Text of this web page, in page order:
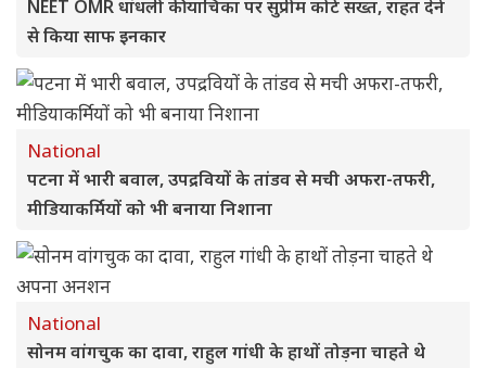
NEET OMR धांधली की याचिका पर सुप्रीम कोर्ट सख्त, राहत देने
से किया साफ इनकार
National
पटना में भारी बवाल, उपद्रवियों के तांडव से मची अफरा-तफरी,
मीडियाकर्मियों को भी बनाया निशाना
National
सोनम वांगचुक का दावा, राहुल गांधी के हाथों तोड़ना चाहते थे